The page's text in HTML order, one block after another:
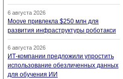
6 августа 2026
Moove привлекла $250 млн для
развития инфраструктуры роботакси
6 августа 2026
ИТ-компании предложили упростить
использование обезличенных данных
для обучения ИИ